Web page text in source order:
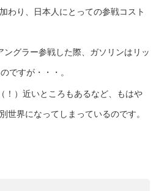
わり、日本人にとっての参戦コスト
グラー参戦した際、ガソリンはリッ
ですが・・・。
（！）近いところもあるなど、もはや
世界になってしまっているのです。